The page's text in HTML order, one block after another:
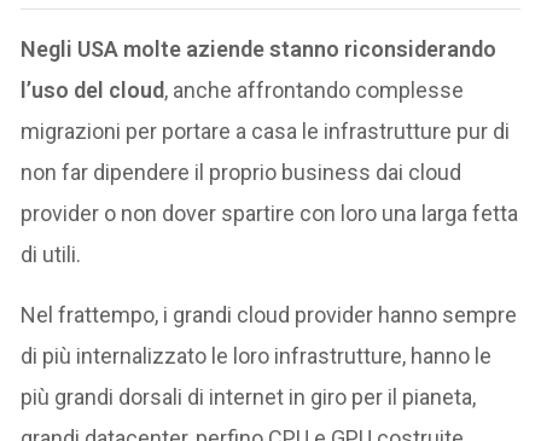
Negli USA molte aziende stanno riconsiderando
l’uso del cloud, anche affrontando complesse
migrazioni per portare a casa le infrastrutture pur di
non far dipendere il proprio business dai cloud
provider o non dover spartire con loro una larga fetta
di utili.
Nel frattempo, i grandi cloud provider hanno sempre
di più internalizzato le loro infrastrutture, hanno le
più grandi dorsali di internet in giro per il pianeta,